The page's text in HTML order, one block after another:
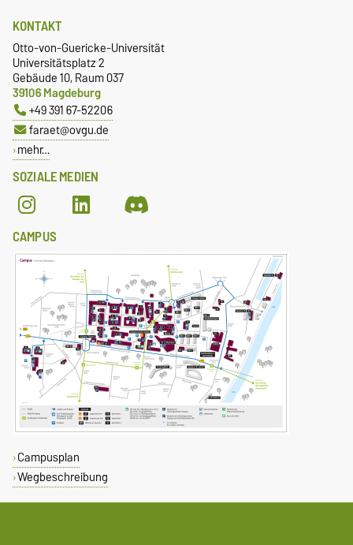
SOZIALE MEDIEN
KONTAKT
Otto-von-Guericke-Universität
Universitätsplatz 2
Gebäude 10, Raum 037
39106 Magdeburg
+49 391 67-52206
faraet@ovgu.de
mehr…
CAMPUS
Campusplan
Wegbeschreibung